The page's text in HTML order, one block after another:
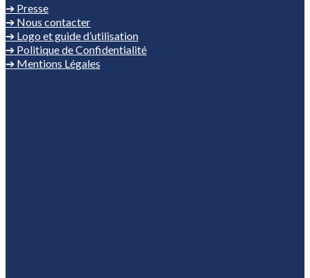
➔ Presse
➔ Nous contacter
➔ Logo et guide d’utilisation
➔ Politique de Confidentialité
➔ Mentions Légales